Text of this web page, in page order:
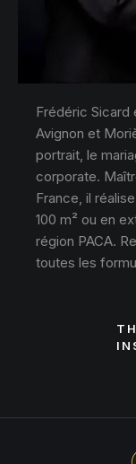
Frédéric Sicard
Avignon et
portrait, le
corporate.
France, il
100 m² ou en
région PACA.
toutes les